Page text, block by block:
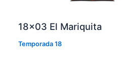
18×03 El Mariquita
Temporada 18